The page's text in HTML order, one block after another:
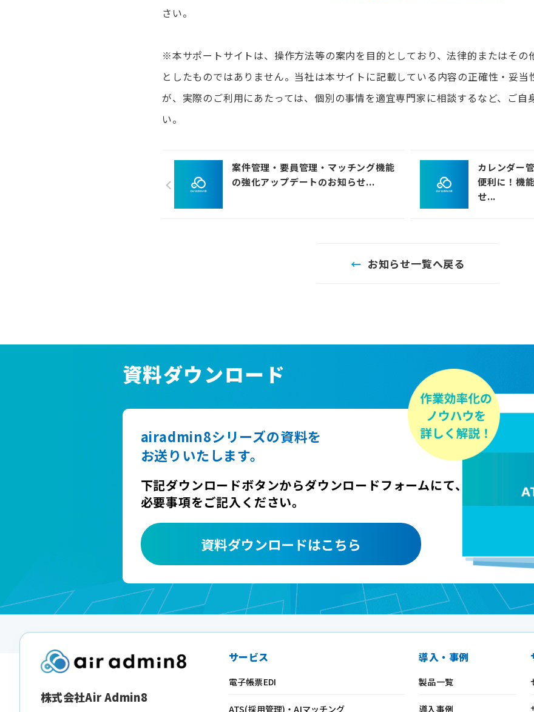
さい。
※本サポートサイトは、操作方法等の案内を目的としており、法律的またはその
としたものではありません。当社は本サイトに記載している内容の正確性・妥
が、実際のご利用にあたっては、個別の事情を適宜専門家に相談するなど、ご自
い。
案件管理・要員管理・マッチング機能
の強化アップデートのお知らせ...
カレンダー
便利に！機
せ...
お知らせ一覧へ戻る
資料ダウンロード
airadmin8シリーズの資料を
お送りいたします。
下記ダウンロードボタンからダウンロードフォームにて、
必要事項をご記入ください。
資料ダウンロードはこちら
株式会社Air Admin8
サービス
電子帳票EDI
ATS(採用管理)・AIマッチング
導入・事例
製品一覧
導入事例